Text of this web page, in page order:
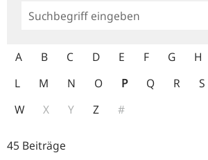
Allgemeine
A B C D E F G H
L
M N O P Q R S
W
X Y Z #
45 Beiträge